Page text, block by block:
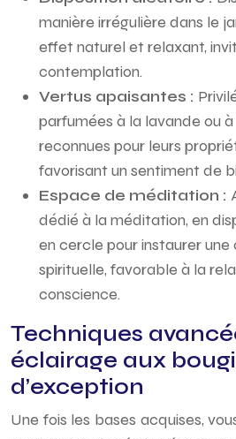
manière irrégulière dans le
effet naturel et relaxant,
contemplation.
Vertus apaisantes :
parfumées à la lavande ou
reconnues pour leurs
favorisant un sentiment de
Espace de méditation :
dédié à la méditation, en
en cercle pour instaurer
spirituelle, favorable à la
conscience.
Techniques
éclairage aux
d’exception
Une fois les bases acquises,